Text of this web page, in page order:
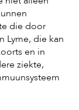
die door
Lyme, die kan
en in
ziekte,